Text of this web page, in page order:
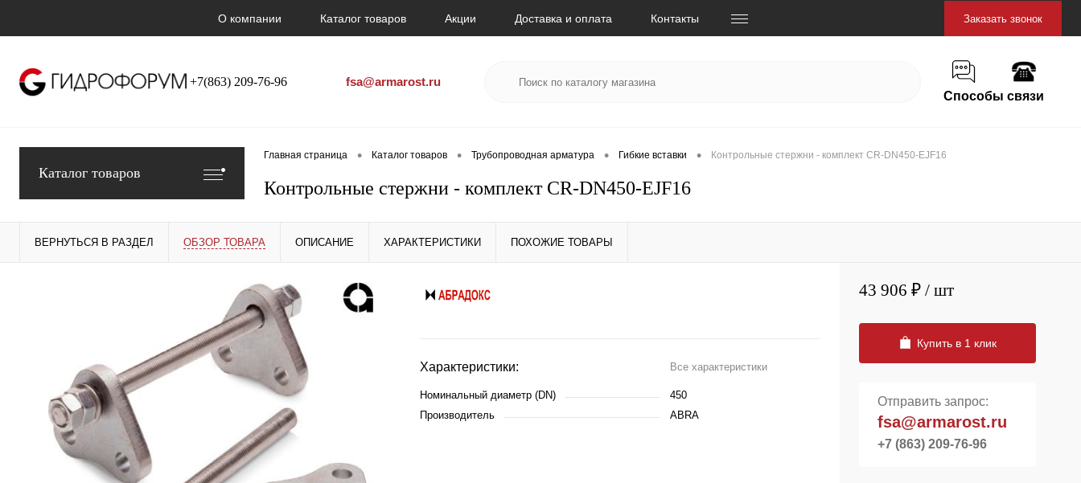
О компании Каталог товаров Акции Доставка и оплата Контакты Заказать звонок
+7(863) 209-76-96
fsa@armarost.ru
Способы связи
Каталог товаров
Главная страница • Каталог товаров • Трубопроводная арматура • Гибкие вставки • Контрольные стержни - комплект CR-DN450-EJF16
Контрольные стержни - комплект CR-DN450-EJF16
ВЕРНУТЬСЯ В РАЗДЕЛ ОБЗОР ТОВАРА ОПИСАНИЕ ХАРАКТЕРИСТИКИ ПОХОЖИЕ ТОВАРЫ
Характеристики: Все характеристики
Номинальный диаметр (DN)
450
Производитель
ABRA
43 906 ₽ / шт
Купить в 1 клик
Отправить запрос:
fsa@armarost.ru
+7 (863) 209-76-96